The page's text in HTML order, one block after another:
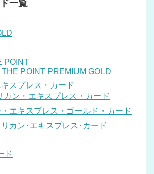
一覧
POINT
POINT PREMIUM GOLD
スプレス・カード
カン・エキスプレス・カード
エキスプレス・ゴールド・カード
カン･エキスプレス･カード
ド